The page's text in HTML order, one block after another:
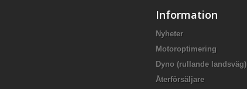
Information
Nyheter
Motoroptimering
Dyno (rullande landsväg)
Återförsäljare